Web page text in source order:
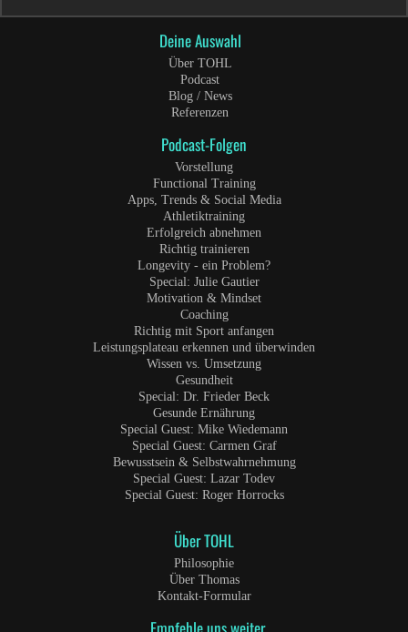
Deine Auswahl
Über TOHL
Podcast
Blog / News
Referenzen
Podcast-Folgen
Vorstellung
Functional Training
Apps, Trends & Social Media
Athletiktraining
Erfolgreich abnehmen
Richtig trainieren
Longevity - ein Problem?
Special: Julie Gautier
Motivation & Mindset
Coaching
Richtig mit Sport anfangen
Leistungsplateau erkennen und überwinden
Wissen vs. Umsetzung
Gesundheit
Special: Dr. Frieder Beck
Gesunde Ernährung
Special Guest: Mike Wiedemann
Special Guest: Carmen Graf
Bewusstsein & Selbstwahrnehmung
Special Guest: Lazar Todev
Special Guest: Roger Horrocks
Über TOHL
Philosophie
Über Thomas
Kontakt-Formular